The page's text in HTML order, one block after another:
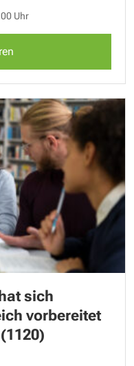
Uhr
sich
vorbereitet